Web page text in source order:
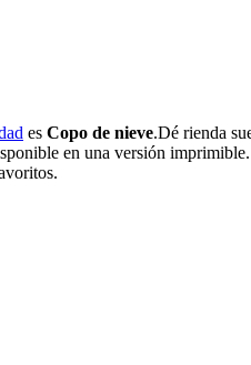
es Copo de nieve.Dé rienda
en una versión